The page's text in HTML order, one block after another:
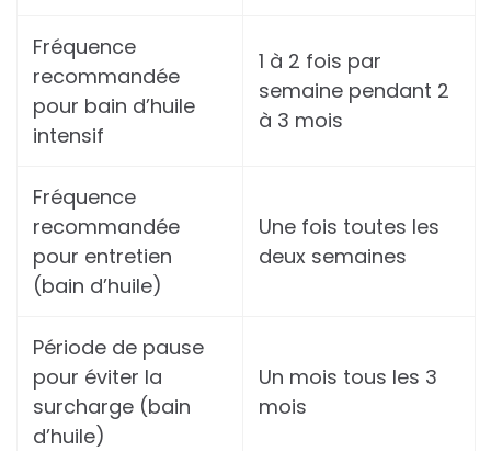
Fréquence
recommandée
pour bain d’huile
intensif
1 à 2 fois par
semaine pendant 2
à 3 mois
Fréquence
recommandée
pour entretien
(bain d’huile)
Une fois toutes les
deux semaines
Période de pause
pour éviter la
surcharge (bain
d’huile)
Un mois tous les 3
mois